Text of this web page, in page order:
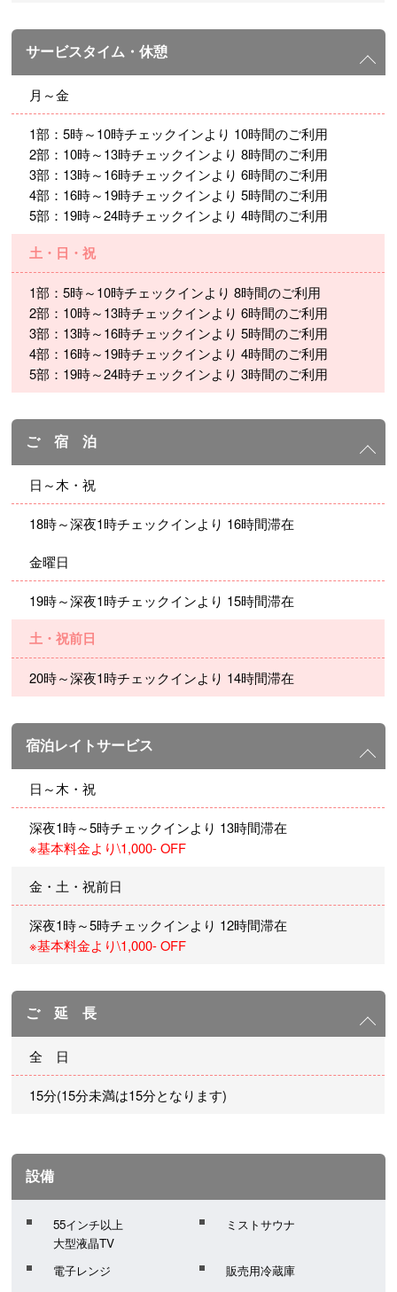
サービスタイム・休憩
月～金
1部：5時～10時チェックインより 10時間のご利用
2部：10時～13時チェックインより 8時間のご利用
3部：13時～16時チェックインより 6時間のご利用
4部：16時～19時チェックインより 5時間のご利用
5部：19時～24時チェックインより 4時間のご利用
土・日・祝
1部：5時～10時チェックインより 8時間のご利用
2部：10時～13時チェックインより 6時間のご利用
3部：13時～16時チェックインより 5時間のご利用
4部：16時～19時チェックインより 4時間のご利用
5部：19時～24時チェックインより 3時間のご利用
ご 宿 泊
日～木・祝
18時～深夜1時チェックインより 16時間滞在
金曜日
19時～深夜1時チェックインより 15時間滞在
土・祝前日
20時～深夜1時チェックインより 14時間滞在
宿泊レイトサービス
日～木・祝
深夜1時～5時チェックインより 13時間滞在
※基本料金より\1,000- OFF
金・土・祝前日
深夜1時～5時チェックインより 12時間滞在
※基本料金より\1,000- OFF
ご 延 長
全 日
15分(15分未満は15分となります)
設備
55インチ以上
大型液晶TV
ミストサウナ
電子レンジ
販売用冷蔵庫